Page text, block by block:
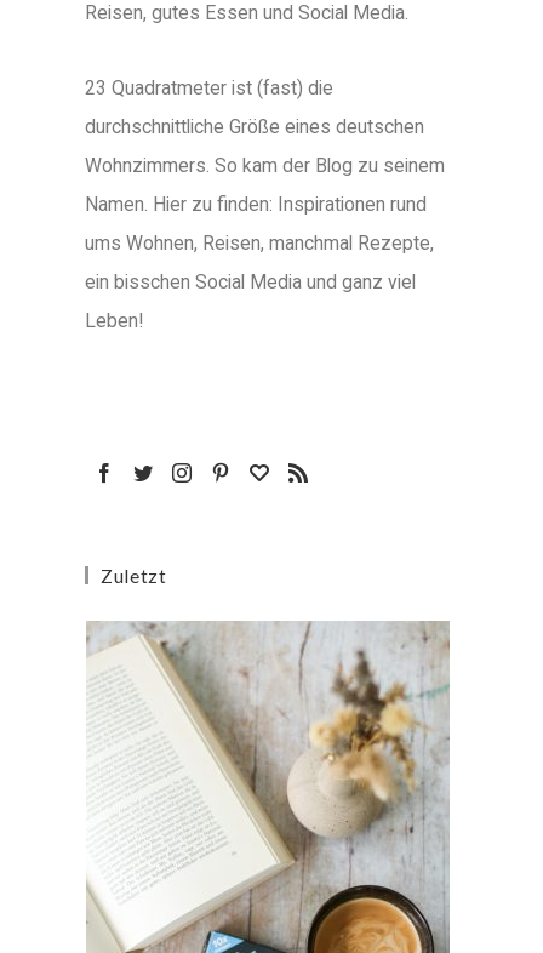
Reisen, gutes Essen und Social Media.
23 Quadratmeter ist (fast) die
durchschnittliche Größe eines deutschen
Wohnzimmers. So kam der Blog zu seinem
Namen. Hier zu finden: Inspirationen rund
ums Wohnen, Reisen, manchmal Rezepte,
ein bisschen Social Media und ganz viel
Leben!
Zuletzt